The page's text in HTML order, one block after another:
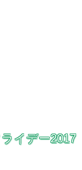
イデー2017